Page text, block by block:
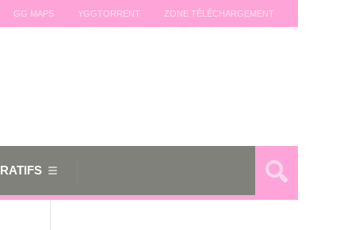
GG MAPS YGGTORRENT ZONE TÉLÉCHARGEMENT